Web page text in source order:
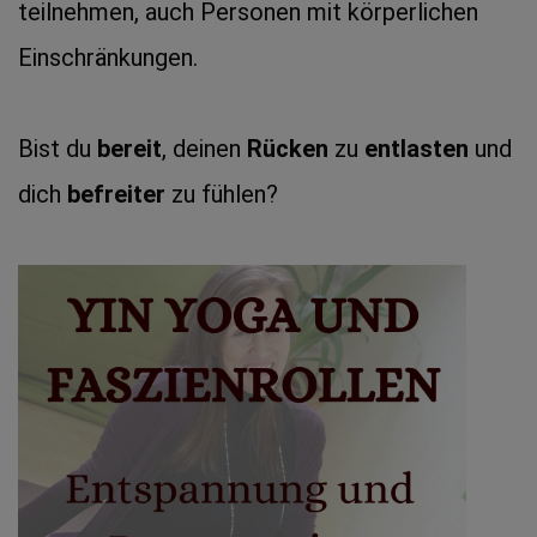
teilnehmen, auch Personen mit körperlichen
Einschränkungen.
Bist du bereit, deinen Rücken zu entlasten und
dich befreiter zu fühlen?